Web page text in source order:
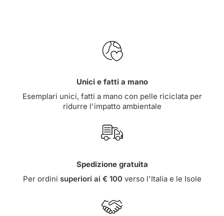
Unici e fatti a mano
Esemplari unici, fatti a mano con pelle riciclata per
ridurre l'impatto ambientale
Spedizione gratuita
Per ordini superiori ai € 100verso l'Italia e le Isole